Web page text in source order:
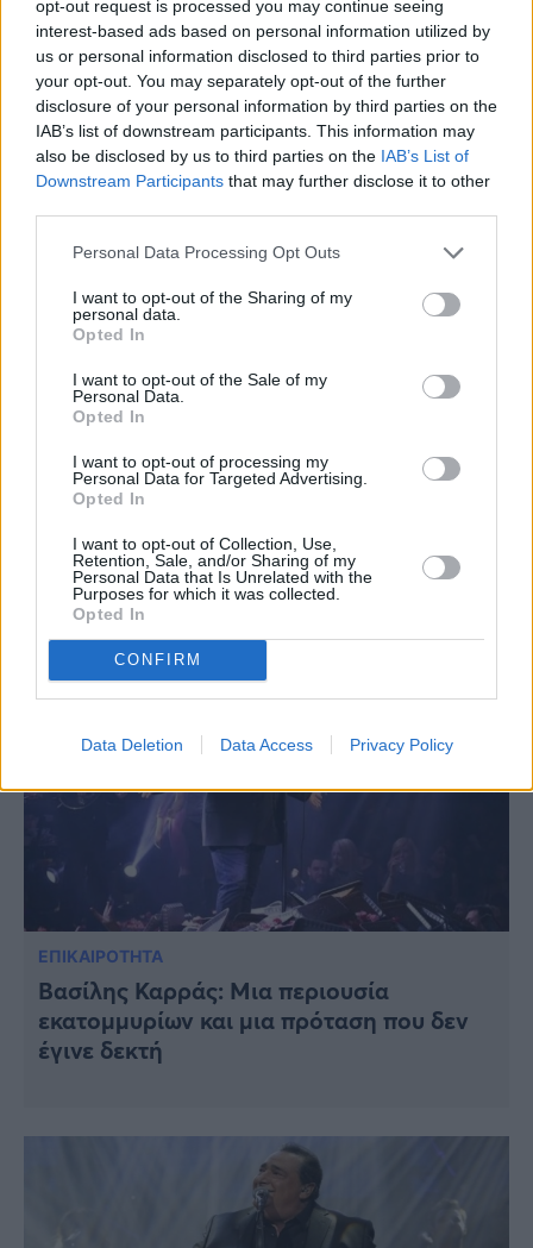
opt-out request is processed you may continue seeing
interest-based ads based on personal information utilized by
us or personal information disclosed to third parties prior to
your opt-out. You may separately opt-out of the further
disclosure of your personal information by third parties on the
IAB’s list of downstream participants. This information may
also be disclosed by us to third parties on the IAB’s List of
Downstream Participants that may further disclose it to other
Personal Data Processing Opt Outs
I want to opt-out of the Sharing of my
personal data.
Opted In
I want to opt-out of the Sale of my
Personal Data.
Opted In
I want to opt-out of processing my
Personal Data for Targeted Advertising.
Opted In
I want to opt-out of Collection, Use,
Retention, Sale, and/or Sharing of my
Personal Data that Is Unrelated with the
Purposes for which it was collected.
Opted In
CONFIRM
Data Deletion Data Access Privacy Policy
Βασίλης Καρράς: «Ραγίζει» καρδιές το
σπαρακτικό τελευταίο σημείωμα στη
γυναίκα του από το νοσοκομείο
ΕΠΙΚΑΙΡΟΤΗΤΑ
Βασίλης Καρράς: Περιουσία 23
εκατομμυρίων ευρώ – Τι ακριβώς άφησε
στις γυναίκες της ζωής του
ΕΠΙΚΑΙΡΟΤΗΤΑ
Βασίλης Καρράς: Μια περιουσία
εκατομμυρίων και μια πρόταση που δεν
έγινε δεκτή